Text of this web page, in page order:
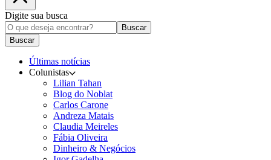
Digite sua busca
Buscar
Buscar
Últimas notícias
Colunistas
Lilian Tahan
Blog do Noblat
Carlos Carone
Andreza Matais
Claudia Meireles
Fábia Oliveira
Dinheiro & Negócios